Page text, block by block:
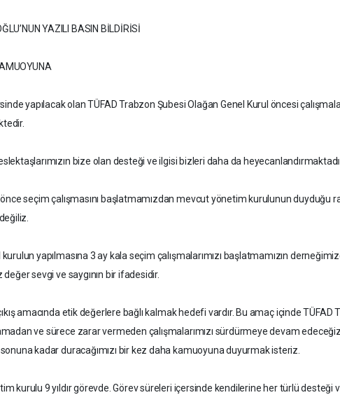
YAZILI BASIN BİLDİRİSİ
yapılacak olan TÜFAD Trabzon Şubesi Olağan Genel Kurul öncesi
bize olan desteği ve ilgisi bizleri daha da
seçim çalışmasını başlatmamızdan mevcut yönetim kurulunun duyduğu
yapılmasına 3 ay kala seçim çalışmalarımızı başlatmamızın
sevgi ve saygının bir ifadesidir.
amacında etik değerlere bağlı kalmak hedefi vardır. Bu amaç içinde
ve sürece zarar vermeden çalışmalarımızı sürdürmeye devam
kadar duracağımızı bir kez daha kamuoyuna duyurmak isteriz.
kurulu 9 yıldır görevde. Görev süreleri içersinde kendilerine her türlü desteği